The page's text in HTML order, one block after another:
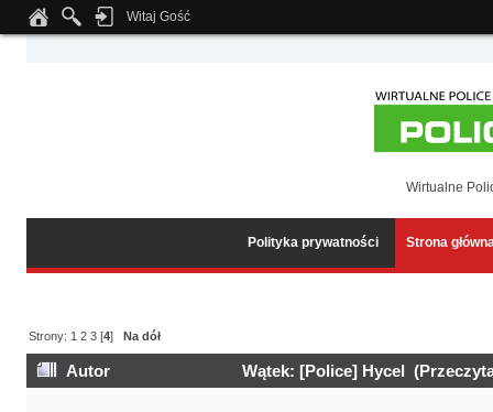
Notice: Undefined index: tapatalk_body_hook in
Witaj Gość
Wirtualne
Polityka prywatności Strona
Strony: 1 2 3 [4]Na dół
Autor Wątek: [Police] Hycel